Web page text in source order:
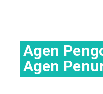
Agen
Agen